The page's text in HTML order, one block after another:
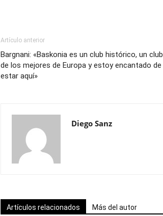
Artículo anterior
Bargnani: «Baskonia es un club histórico, un club
de los mejores de Europa y estoy encantado de
estar aquí»
Diego Sanz
Artículos relacionados Más del autor